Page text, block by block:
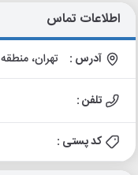
اطلاعات تماس
آدرس : تهران، منطقه 12، خیابان خیام، خیابان فیاض بخش، پلاک 1
تلفن :
کد پستی :